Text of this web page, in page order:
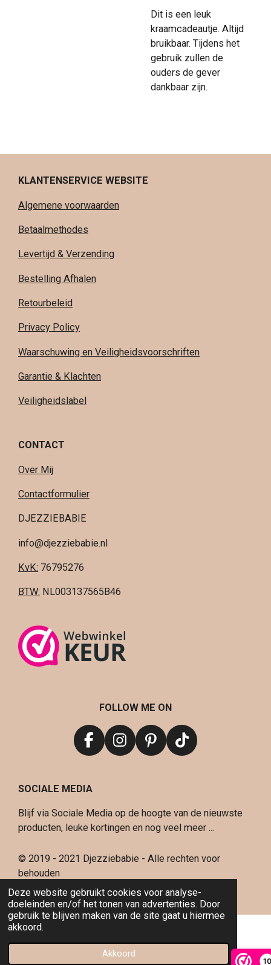
Deze website gebruikt cookies voor analyse-
doeleinden en/of het tonen van advertenties. Door
gebruik te blijven maken van de site gaat u hiermee
akkoord.
Akkoord
10
Dit is een leuk
kraamcadeautje. Altijd
bruikbaar. Tijdens het
gebruik zullen de
ouders de gever
dankbaar zijn.
KLANTENSERVICE WEBSITE
Algemene voorwaarden
Betaalmethodes
Levertijd & Verzending
Bestelling Afhalen
Retourbeleid
Privacy Policy
Waarschuwing en Veiligheidsvoorschriften
Garantie & Klachten
Veiligheidslabel
CONTACT
Over Mij
Contactformulier
DJEZZIEBABIE
info@djezziebabie.nl
KvK: 76795276
BTW: NL003137565B46
FOLLOW ME ON
F
e
o
o
I
g
r
m
P
r
e
t
T
k
SOCIALE MEDIA
Blijf via Sociale Media op de hoogte van de nieuwste
producten, leuke kortingen en nog veel meer ...
© 2019 - 2021 Djezziebabie - Alle rechten voor
behouden
Powered by JouwWeb